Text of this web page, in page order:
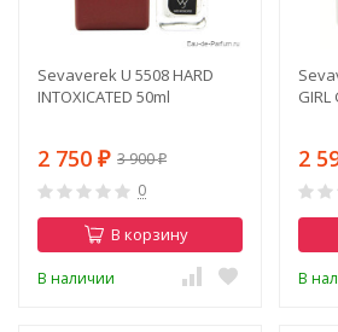
Sevaverek U 5508 HARD
INTOXICATED 50ml
2 750 ₽ 3 900₽
0
В корзину
В наличии
GIRL
2
В